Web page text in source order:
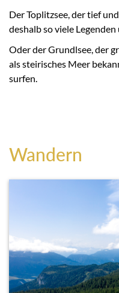
Der Toplitzsee, der tief
deshalb so viele Legenden
Oder der Grundlsee, der
als steirisches Meer
surfen.
Wandern